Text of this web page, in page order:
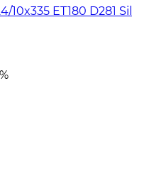
10x335 ET180 D281 Sil